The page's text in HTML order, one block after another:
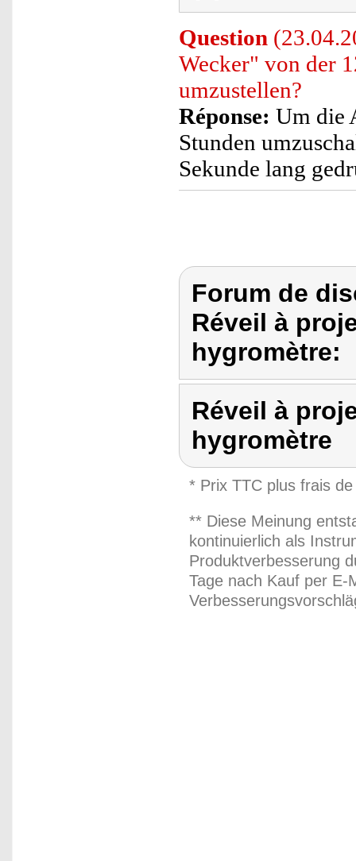
Question
Wecker" von der
umzustellen?
Réponse: Um die
Stunden
Sekunde lang
Forum de
Réveil à
hygromètre:
Réveil à
hygromètre
* Prix TTC plus frais
** Diese Meinung
kontinuierlich als
Produktverbesserung
Tage nach Kauf per E-